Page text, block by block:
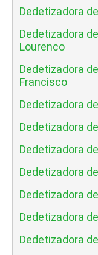
Dedetizadora
Dedetizadora
Lourenco
Dedetizadora
Francisco
Dedetizadora
Dedetizadora
Dedetizadora
Dedetizadora
Dedetizadora
Dedetizadora
Dedetizadora